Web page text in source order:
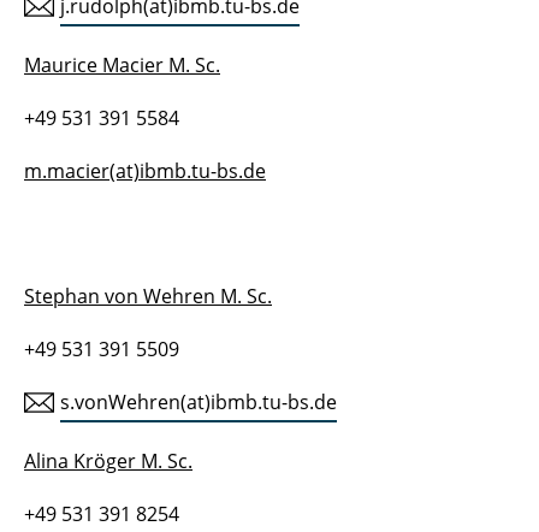
j.rudolph(at)ibmb.tu-bs.de
Maurice Macier M. Sc.
+49 531 391 5584
m.macier(at)ibmb.tu-bs.de
Stephan von Wehren M. Sc.
+49 531 391 5509
s.vonWehren(at)ibmb.tu-bs.de
Alina Kröger M. Sc.
+49 531 391 8254